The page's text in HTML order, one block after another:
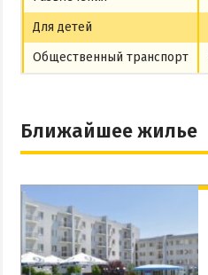
Для детей
Общественный транспорт
Ближайшее жилье